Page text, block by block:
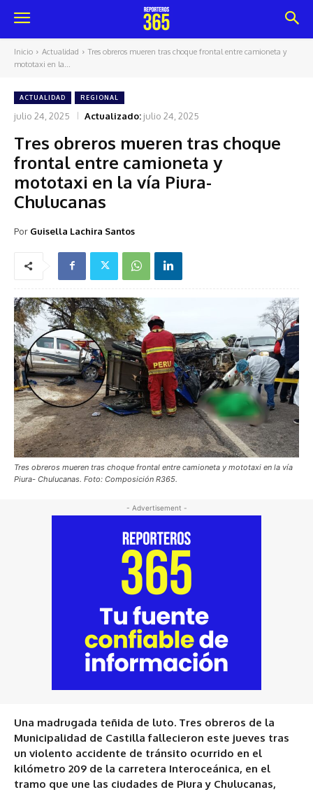
Inicio Actualidad
Tres obreros mueren tras choque frontal entre camioneta y
mototaxi en la...
ACTUALIDAD REGIONAL
julio 24, 2025 Actualizado: julio 24, 2025
Tres obreros mueren tras choque
frontal entre camioneta y
mototaxi en la vía Piura-
Chulucanas
Por Guisella Lachira Santos
Tres obreros mueren tras choque frontal entre camioneta y mototaxi en la vía
Piura- Chulucanas. Foto: Composición R365.
- Advertisement -
Una madrugada teñida de luto. Tres obreros de la
Municipalidad de Castilla fallecieron este jueves tras
un violento accidente de tránsito ocurrido en el
kilómetro 209 de la carretera Interoceánica, en el
tramo que une las ciudades de Piura y Chulucanas,